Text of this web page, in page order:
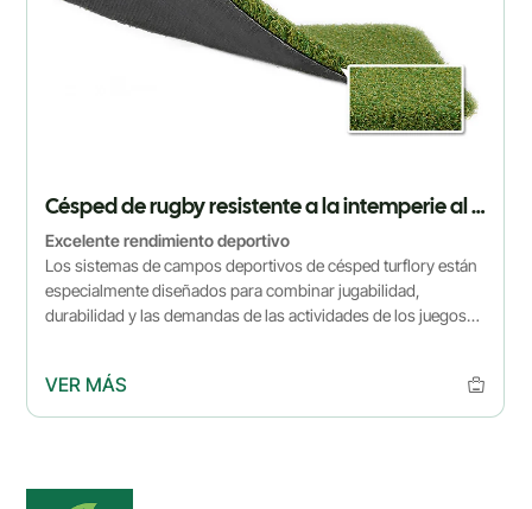
Césped de rugby resistente a la intemperie al aire libre
Excelente rendimiento deportivo
Los sistemas de campos deportivos de césped turflory están
especialmente diseñados para combinar jugabilidad,
durabilidad y las demandas de las actividades de los juegos
VER MÁS